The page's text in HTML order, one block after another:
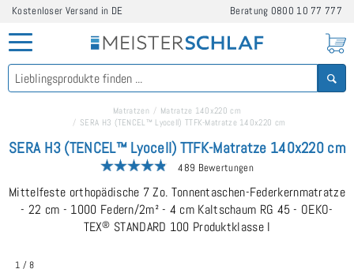
Kostenloser Versand in DE Beratung 0800 10 77 777
Matratzen
Matratze 140x220 cm
SERA H3 (TENCEL™ Lyocell) TTFK-Matratze 140x220 cm
SERA H3 (TENCEL™ Lyocell) TTFK-Matratze 140x220 cm
489 Bewertungen
Mittelfeste orthopädische 7 Zo. Tonnentaschen-Federkernmatratze
- 22 cm - 1000 Federn/2m² - 4 cm Kaltschaum RG 45 - OEKO-
TEX® STANDARD 100 Produktklasse I
1 /8